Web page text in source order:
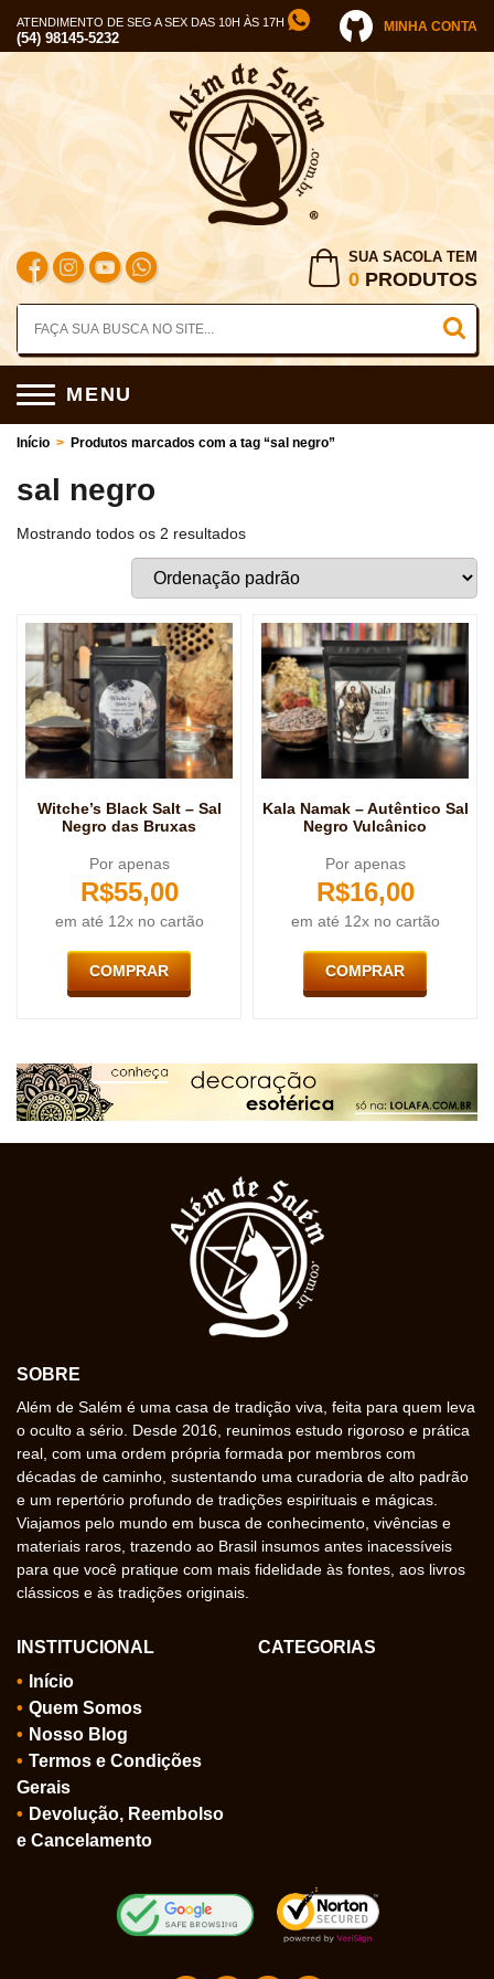
ATENDIMENTO DE SEG A SEX DAS 10H ÀS 17H
(54) 98145-5232
MINHA CONTA
SUA SACOLA TEM
0 PRODUTOS
MENU
Início > Produtos marcados com a tag “sal negro”
sal negro
Mostrando todos os 2 resultados
Witche’s Black Salt – Sal
Negro das Bruxas
Por apenas
R$55,00
em até 12x no cartão
COMPRAR
Kala Namak – Autêntico Sal
Negro Vulcânico
Por apenas
R$16,00
em até 12x no cartão
COMPRAR
SOBRE
Além de Salém é uma casa de tradição viva, feita para quem leva
o oculto a sério. Desde 2016, reunimos estudo rigoroso e prática
real, com uma ordem própria formada por membros com
décadas de caminho, sustentando uma curadoria de alto padrão
e um repertório profundo de tradições espirituais e mágicas.
Viajamos pelo mundo em busca de conhecimento, vivências e
materiais raros, trazendo ao Brasil insumos antes inacessíveis
para que você pratique com mais fidelidade às fontes, aos livros
clássicos e às tradições originais.
INSTITUCIONAL
Início
Quem Somos
Nosso Blog
Termos e Condições
Gerais
Devolução, Reembolso
e Cancelamento
CATEGORIAS